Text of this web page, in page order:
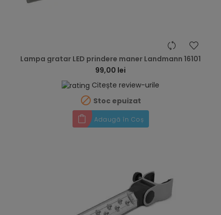
Lampa gratar LED prindere maner Landmann 16101
99,00 lei
Citește review-urile
 Stoc epuizat
Adaugă în Coș